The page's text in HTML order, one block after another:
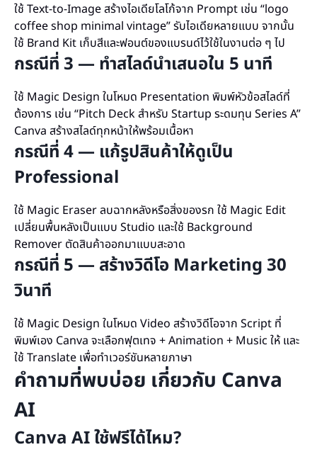
ใช้ Text-to-Image สร้างไอเดียโลโก้จาก Prompt เช่น “logo
coffee shop minimal vintage” รับไอเดียหลายแบบ จากนั้น
ใช้ Brand Kit เก็บสีและฟอนต์ของแบรนด์ไว้ใช้ในงานต่อ ๆ ไป
กรณีที่ 3 — ทำสไลด์นำเสนอใน 5 นาที
ใช้ Magic Design ในโหมด Presentation พิมพ์หัวข้อสไลด์ที่
ต้องการ เช่น “Pitch Deck สำหรับ Startup ระดมทุน Series A”
Canva สร้างสไลด์ทุกหน้าให้พร้อมเนื้อหา
กรณีที่ 4 — แก้รูปสินค้าให้ดูเป็น
Professional
ใช้ Magic Eraser ลบฉากหลังหรือสิ่งของรก ใช้ Magic Edit
เปลี่ยนพื้นหลังเป็นแบบ Studio และใช้ Background
Remover ตัดสินค้าออกมาแบบสะอาด
กรณีที่ 5 — สร้างวิดีโอ Marketing 30
วินาที
ใช้ Magic Design ในโหมด Video สร้างวิดีโอจาก Script ที่
พิมพ์เอง Canva จะเลือกฟุตเทจ + Animation + Music ให้ และ
ใช้ Translate เพื่อทำเวอร์ชันหลายภาษา
คำถามที่พบบ่อย เกี่ยวกับ Canva
AI
Canva AI ใช้ฟรีได้ไหม?